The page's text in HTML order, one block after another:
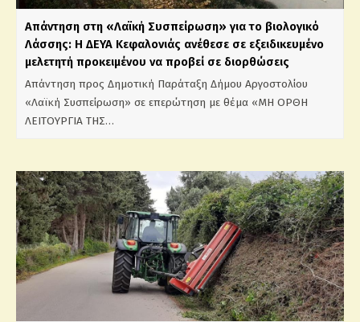
Απάντηση στη «Λαϊκή Συσπείρωση» για το βιολογικό
Λάσσης: Η ΔΕΥΑ Κεφαλονιάς ανέθεσε σε εξειδικευμένο
μελετητή προκειμένου να προβεί σε διορθώσεις
Απάντηση προς Δημοτική Παράταξη Δήμου Αργοστολίου
«Λαϊκή Συσπείρωση» σε επερώτηση με θέμα «ΜΗ ΟΡΘΗ
ΛΕΙΤΟΥΡΓΙΑ ΤΗΣ…